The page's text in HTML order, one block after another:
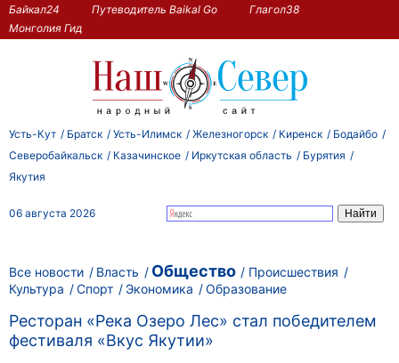
Байкал24 Путеводитель Baikal Go
Глагол38
Монголия Гид
Усть-Кут Братск Усть-Илимск Железногорск Киренск
Бодайбо
Северобайкальск
Казачинское Иркутская область
Бурятия
Якутия
06 августа 2026
Все новости Власть Общество
Происшествия
Культура
Спорт Экономика Образование
Ресторан «Река Озеро Лес» стал победителем
фестиваля «Вкус Якутии»